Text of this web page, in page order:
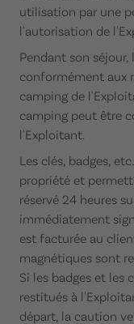
utilisation par une
l'autorisation de
Pendant son
conformément aux
camping de
camping peut être
l'Exploitant.
Les clés, badges,
propriété et
réservé 24 heures
immédiatement
est facturée au
magnétiques sont
Si les badges et les
restitués à
départ, la caution